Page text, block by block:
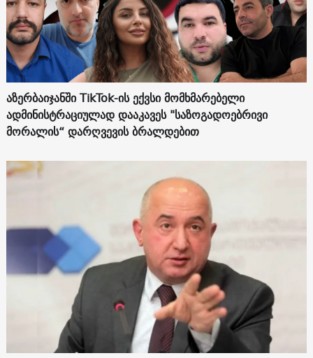
აზერბაიჯანში TikTok-ის ექვსი მომხმარებელი
ადმინისტრაციულად დააკავეს "საზოგადოებრივი
მორალის“ დარღვევის ბრალდებით